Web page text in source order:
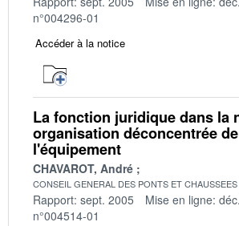
n°004296-01
Accéder à la notice
La fonction juridique dans la
organisation déconcentrée de
l'équipement
CHAVAROT, André
CONSEIL GENERAL DES PONTS ET
Rapport: sept. 2005 Mise en ligne:
n°004514-01